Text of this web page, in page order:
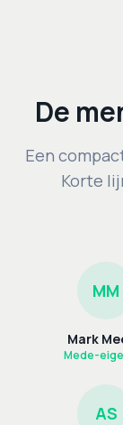
De
Een
Korte
MM
Mark
Mede-
AS